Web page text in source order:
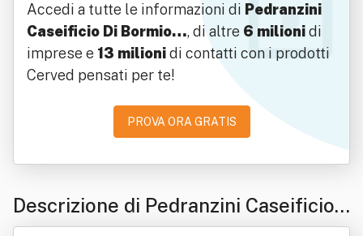
Accedi a tutte le informazioni di Pedranzini
Caseificio Di Bormio…, di altre 6 milionidi
imprese e 13 milionidi contatti con i prodotti
Cerved pensati per te!
PROVA ORA GRATIS
Descrizione di Pedranzini Caseificio